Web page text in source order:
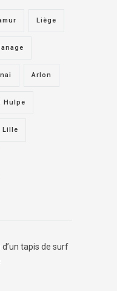
Liège
Arlon
Hulpe
Lille
d’un tapis de surf